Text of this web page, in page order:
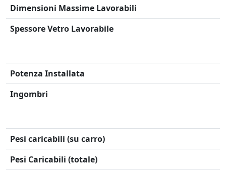
Dimensioni Massime Lavorabili
Spessore Vetro Lavorabile
Potenza Installata
Ingombri
Pesi caricabili (su carro)
Pesi Caricabili (totale)